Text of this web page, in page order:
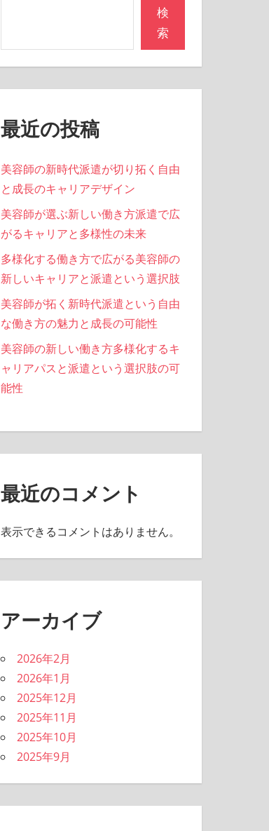
検
索
最近の投稿
美容師の新時代派遣が切り拓く自由
と成長のキャリアデザイン
美容師が選ぶ新しい働き方派遣で広
がるキャリアと多様性の未来
多様化する働き方で広がる美容師の
新しいキャリアと派遣という選択肢
美容師が拓く新時代派遣という自由
な働き方の魅力と成長の可能性
美容師の新しい働き方多様化するキ
ャリアパスと派遣という選択肢の可
能性
最近のコメント
表示できるコメントはありません。
アーカイブ
2026年2月
2026年1月
2025年12月
2025年11月
2025年10月
2025年9月